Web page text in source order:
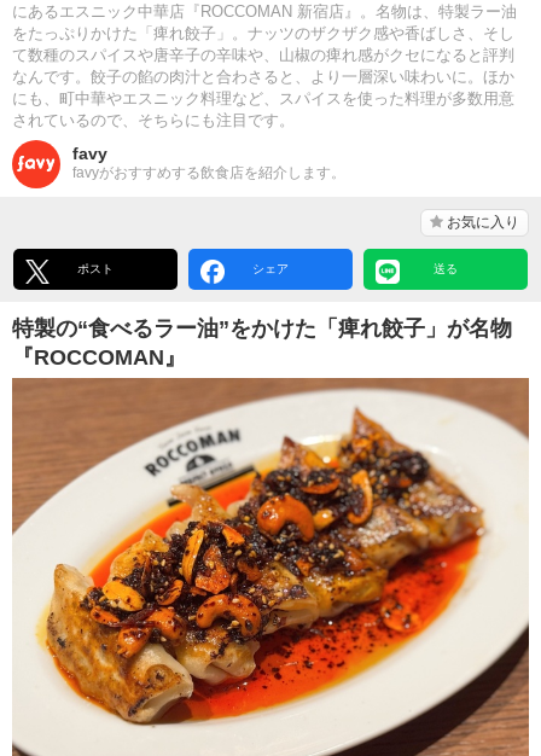
にあるエスニック中華店『ROCCOMAN 新宿店』。名物は、特製ラー油
をたっぷりかけた「痺れ餃子」。ナッツのザクザク感や香ばしさ、そし
て数種のスパイスや唐辛子の辛味や、山椒の痺れ感がクセになると評判
なんです。餃子の餡の肉汁と合わさると、より一層深い味わいに。ほか
にも、町中華やエスニック料理など、スパイスを使った料理が多数用意
されているので、そちらにも注目です。
favy
favyがおすすめする飲食店を紹介します。
お気に入り
ポスト シェア 送る
特製の“食べるラー油”をかけた「痺れ餃子」が名物
『ROCCOMAN』